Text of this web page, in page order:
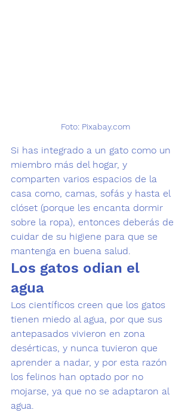
Foto: Pixabay.com
Si has integrado a un gato como un
miembro más del hogar, y
comparten varios espacios de la
casa como, camas, sofás y hasta el
clóset (porque les encanta dormir
sobre la ropa), entonces deberás de
cuidar de su higiene para que se
mantenga en buena salud.
Los gatos odian el
agua
Los científicos creen que los gatos
tienen miedo al agua, por que sus
antepasados vivieron en zona
desérticas, y nunca tuvieron que
aprender a nadar, y por esta razón
los felinos han optado por no
mojarse, ya que no se adaptaron al
agua.